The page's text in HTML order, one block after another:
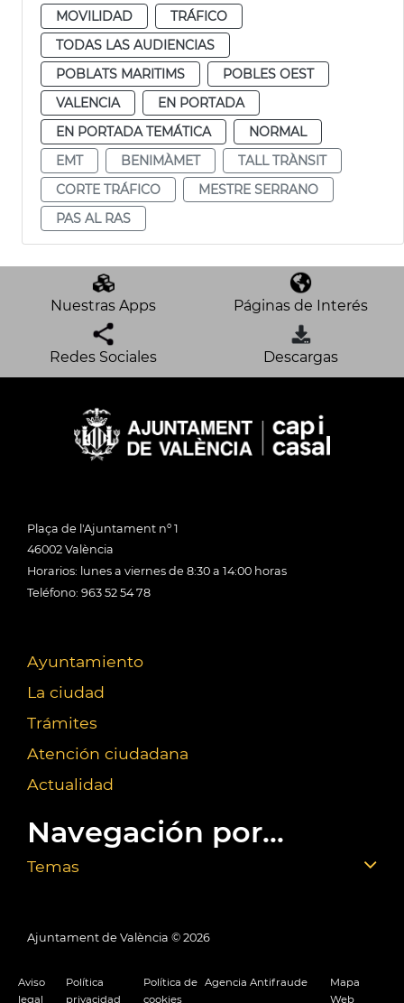
MOVILIDAD
TRÁFICO
TODAS LAS AUDIENCIAS
POBLATS MARITIMS
POBLES OEST
VALENCIA
EN PORTADA
EN PORTADA TEMÁTICA
NORMAL
EMT
BENIMÀMET
TALL TRÀNSIT
CORTE TRÁFICO
MESTRE SERRANO
PAS AL RAS
Nuestras Apps Páginas de Interés
Redes Sociales Descargas
Plaça de l'Ajuntament nº 1
46002 València
Horarios: lunes a viernes de 8:30 a 14:00 horas
Teléfono: 963 52 54 78
Ayuntamiento
La ciudad
Trámites
Atención ciudadana
Actualidad
Navegación por...
Temas
Ajuntament de València © 2026
Aviso
legal
Política
privacidad
Política de
cookies
Agencia Antifraude
Mapa
Web